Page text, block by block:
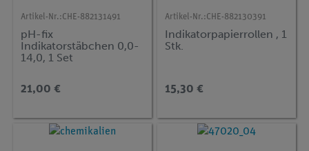
Artikel-Nr.:CHE-882131491
pH-fix
Indikatorstäbchen 0,0-
14,0, 1 Set
21,00 €
Artikel-Nr.:CHE-882130391
Indikatorpapierrollen , 1
Stk.
15,30 €